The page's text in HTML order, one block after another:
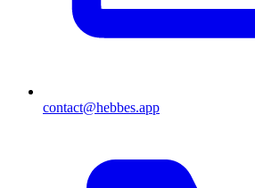
contact@hebbes.app